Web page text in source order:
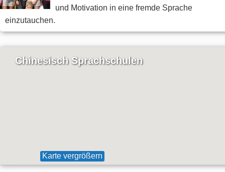
und Motivation in eine fremde Sprache
einzutauchen.
Chinesisch Sprachschulen
Karte vergrößern